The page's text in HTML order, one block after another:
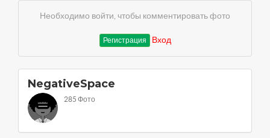
Необходимо войти, чтобы комментировать фото
Регистрация Вход
NegativeSpace
285 Фото